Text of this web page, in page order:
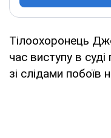
Тілоохоронець
час виступу в
зі слідами побоїв